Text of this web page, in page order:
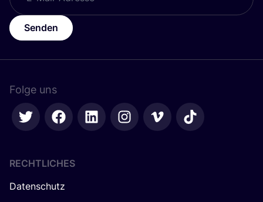
Senden
Folge uns
RECHTLICHES
Datenschutz